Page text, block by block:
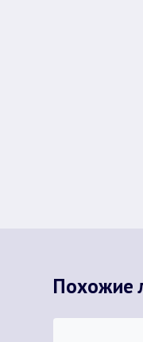
Похожие